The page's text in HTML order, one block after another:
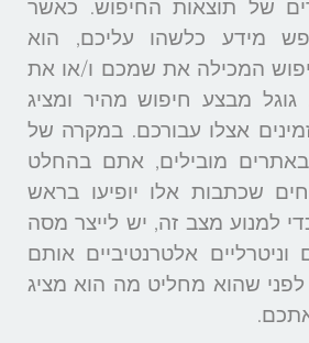
של תוצאות החיפוש. כאשר
מידע כלשהו עליכם, הוא
המכילה את שמכם ו/או את
מבצע חיפוש מהיר ומציג
אצלו עבורכם. במקרה של
מובילים, אתם בהחלט
שכתבות אלו יופיעו בראש
למנוע מצב זה, יש לייצר מסה
וניטרליים אלטרנטיביים אותם
לפני שהוא מחליט מה הוא מציג